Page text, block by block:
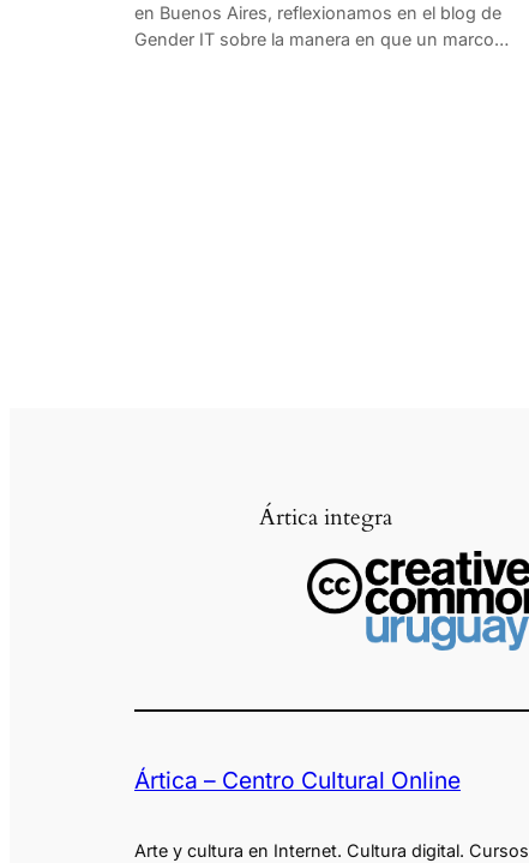
en Buenos Aires, reflexionamos en el blog de
Gender IT sobre la manera en que un marco…
Ártica integra
Ártica – Centro Cultural Online
Arte y cultura en Internet. Cultura digital. Cursos